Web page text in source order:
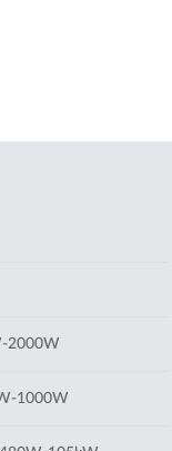
2000W
1000W